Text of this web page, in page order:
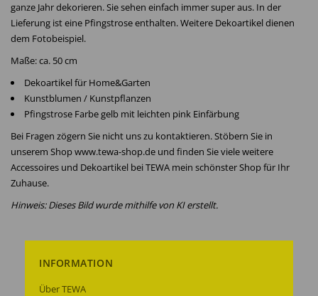
ganze Jahr dekorieren. Sie sehen einfach immer super aus. In der
Lieferung ist eine Pfingstrose enthalten. Weitere Dekoartikel dienen
dem Fotobeispiel.
Maße: ca. 50 cm
Dekoartikel für Home&Garten
Kunstblumen / Kunstpflanzen
Pfingstrose Farbe gelb mit leichten pink Einfärbung
Bei Fragen zögern Sie nicht uns zu kontaktieren. Stöbern Sie in
unserem Shop www.tewa-shop.de und finden Sie viele weitere
Accessoires und Dekoartikel bei TEWA mein schönster Shop für Ihr
Zuhause.
Hinweis: Dieses Bild wurde mithilfe von KI erstellt.
INFORMATION
Über TEWA